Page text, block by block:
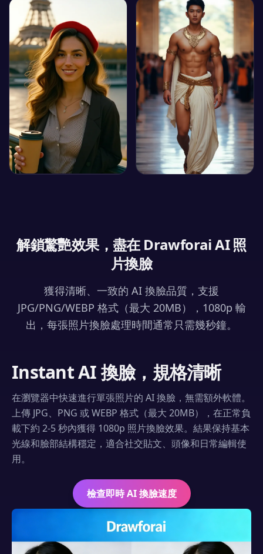
解鎖驚艷效果，盡在 Drawforai AI 照
片換臉
獲得清晰、一致的 AI 換臉品質，支援
JPG/PNG/WEBP 格式（最大 20MB），1080p 輸
出，每張照片換臉處理時間通常只需幾秒鐘。
Instant AI 換臉，規格清晰
在瀏覽器中快速進行單張照片的 AI 換臉，無需額外軟體。
上傳 JPG、PNG 或 WEBP 格式（最大 20MB），在正常負
載下約 2-5 秒內獲得 1080p 照片換臉效果。結果保持基本
光線和臉部結構穩定，適合社交貼文、頭像和日常編輯使
用。
檢查即時 AI 換臉速度